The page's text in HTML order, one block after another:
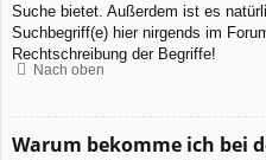
Suche bietet. Außerdem ist es
Suchbegriff(e) hier nirgends im
Rechtschreibung der Begriffe!
Nach oben
Warum bekomme ich bei